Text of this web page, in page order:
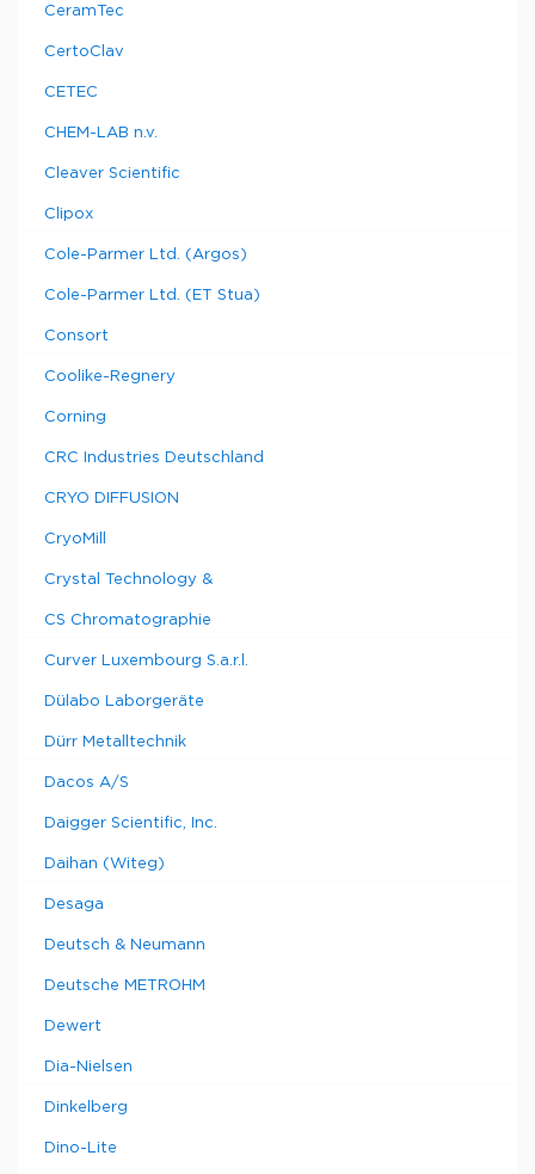
CeramTec
CertoClav
CETEC
CHEM-LAB n.v.
Cleaver Scientific
Clipox
Cole-Parmer Ltd. (Argos)
Cole-Parmer Ltd. (ET Stua)
Consort
Coolike-Regnery
Corning
CRC Industries Deutschland
CRYO DIFFUSION
CryoMill
Crystal Technology &
CS Chromatographie
Curver Luxembourg S.a.r.l.
Dülabo Laborgeräte
Dürr Metalltechnik
Dacos A/S
Daigger Scientific, Inc.
Daihan (Witeg)
Desaga
Deutsch & Neumann
Deutsche METROHM
Dewert
Dia-Nielsen
Dinkelberg
Dino-Lite